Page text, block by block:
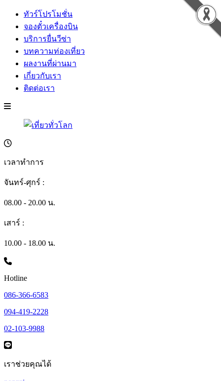
ทัวร์โปรโมชั่น
จองตั๋วเครื่องบิน
บริการยื่นวีซ่า
บทความท่องเที่ยว
ผลงานที่ผ่านมา
เกี่ยวกับเรา
ติดต่อเรา
เวลาทำการ
จันทร์-ศุกร์ :
08.00 - 20.00 น.
เสาร์ :
10.00 - 18.00 น.
Hotline
086-366-6583
094-419-2228
02-103-9988
เราช่วยคุณได้